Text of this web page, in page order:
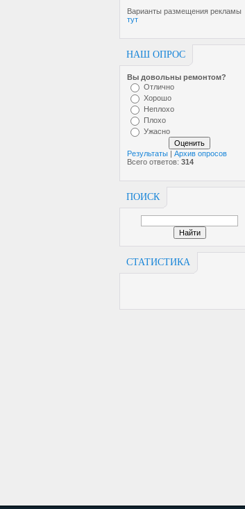
Варианты размещения рекламы
тут
НАШ ОПРОС
Вы довольны ремонтом?
Отлично
Хорошо
Неплохо
Плохо
Ужасно
Результаты
Архив опросов
Всего ответов: 314
ПОИСК
СТАТИСТИКА